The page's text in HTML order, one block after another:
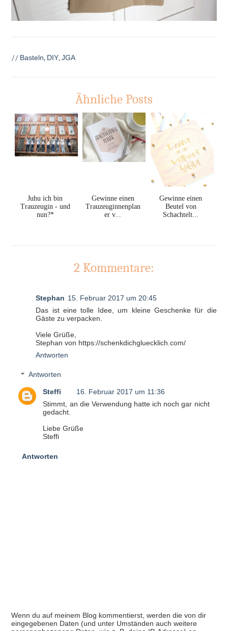
// Basteln, DIY,JGA
Ähnliche Posts
Juhu ich bin
Trauzeugin - und
nun?*
Gewinne einen
Trauzeuginnenplan
er v...
Gewinne einen
Beutel von
Schachtelt...
2 Kommentare:
Stephan 15. Februar 2017 um 20:45
Das ist eine tolle Idee, um kleine Geschenke für die
Gäste zu verpacken.
Viele Grüße,
Stephan von https://schenkdichgluecklich.com/
Antworten
Antworten
Steffi
16. Februar 2017 um 11:36
Stimmt, an die Verwendung hatte ich noch gar nicht
gedacht.
Liebe Grüße
Steffi
Antworten
Wenn du auf meinem Blog kommentierst, werden die von dir
eingegebenen Daten (und unter Umständen auch weitere